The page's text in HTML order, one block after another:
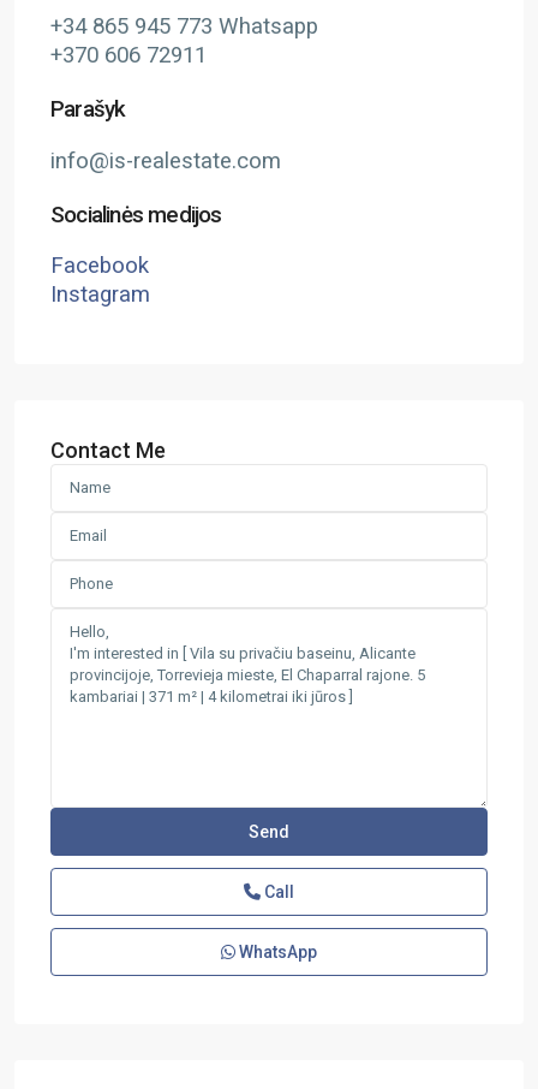
+34 865 945 773 Whatsapp
+370 606 72911
Parašyk
info@is-realestate.com
Socialinės medijos
Facebook
Instagram
Contact Me
Call
WhatsApp